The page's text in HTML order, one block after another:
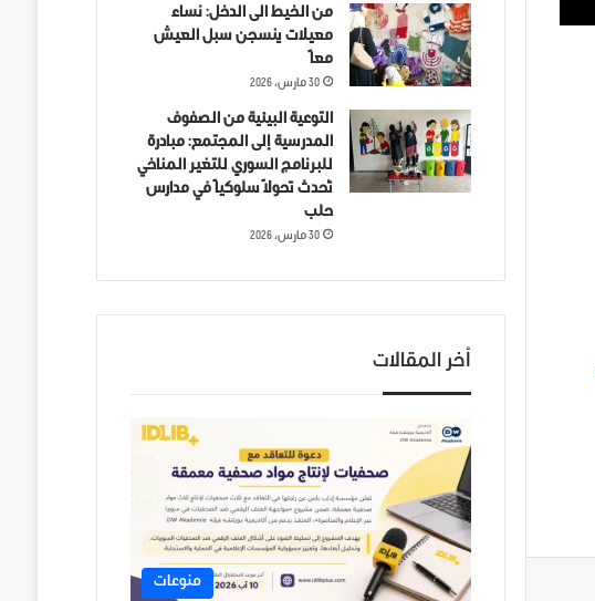
من الخيط الى الدخل: نساء
معيلات ينسجن سبل العيش
معاً
30 مارس، 2026
التوعية البيئية من الصفوف
المدرسية إلى المجتمع: مبادرة
للبرنامج السوري للتغير المناخي
تُحدث تحولاً سلوكياً في مدارس
حلب
30 مارس، 2026
أخر المقالات
منوعات